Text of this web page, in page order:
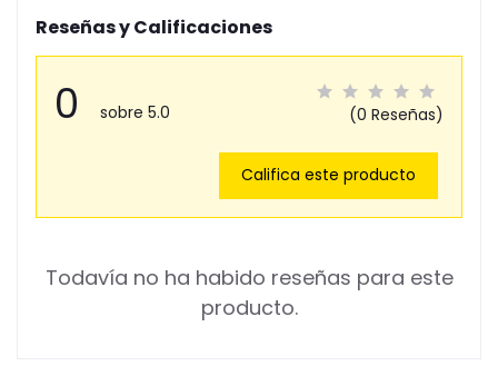
Reseñas y Calificaciones
0 sobre 5.0 (0 Reseñas)
Califica este producto
Todavía no ha habido reseñas para este
producto.